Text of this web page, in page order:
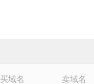
买域名 卖域名